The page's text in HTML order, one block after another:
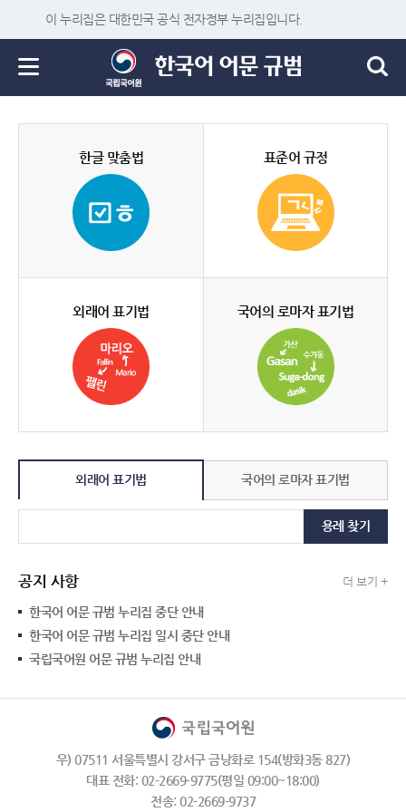
이 누리집은 대한민국 공식 전자정부 누리집입니다.
한글 맞춤법 표준어 규정
외래어 표기법 국어의 로마자 표기법
외래어 표기법 국어의 로마자 표기법
용례 찾기
공지 사항 더 보기 +
한국어 어문 규범 누리집 중단 안내
한국어 어문 규범 누리집 일시 중단 안내
국립국어원 어문 규범 누리집 안내
우) 07511 서울특별시 강서구 금낭화로 154(방화3동 827)
대표 전화: 02-2669-9775(평일 09:00~18:00)
전송: 02-2669-9737